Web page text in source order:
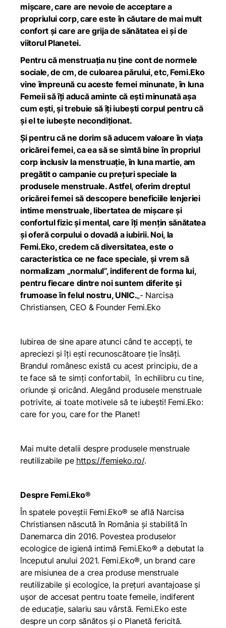
mișcare, care are nevoie de acceptare a
propriului corp, care este în căutare de mai mult
confort și care are grija de sănătatea ei și de
viitorul Planetei.
Pentru că menstruația nu ține cont de normele
sociale, de cm, de culoarea părului, etc, Femi.Eko
vine împreună cu aceste femei minunate, în luna
Femeii să îți aducă aminte că ești minunată așa
cum ești, și trebuie să îți iubești corpul pentru că
și el te iubește necondiționat.
Și pentru că ne dorim să aducem valoare în viața
oricărei femei, ca ea să se simtă bine în propriul
corp inclusiv la menstruație, în luna martie, am
pregătit o campanie cu prețuri speciale la
produsele menstruale. Astfel, oferim dreptul
oricărei femei să descopere beneficiile lenjeriei
intime menstruale, libertatea de mișcare și
confortul fizic și mental, care îți mențin sănătatea
și oferă corpului o dovadă a iubirii. Noi, la
Femi.Eko, credem că diversitatea, este o
caracteristica ce ne face speciale, și vrem să
normalizam „normalul”, indiferent de forma lui,
pentru fiecare dintre noi suntem diferite și
frumoase în felul nostru, UNIC.„- Narcisa
Christiansen, CEO & Founder Femi.Eko
Iubirea de sine apare atunci când te accepți, te
apreciezi și îți ești recunoscătoare ție însăți.
Brandul românesc există cu acest principiu, de a
te face să te simți confortabil, în echilibru cu tine,
oriunde și oricând. Alegând produsele menstruale
potrivite, ai toate motivele să te iubești! Femi.Eko:
care for you, care for the Planet!
Mai multe detalii despre produsele menstruale
reutilizabile pe https://femieko.ro/.
Despre Femi.Eko®
În spatele poveștii Femi.Eko® se află Narcisa
Christiansen născută în România și stabilită în
Danemarca din 2016. Povestea produselor
ecologice de igienă intimă Femi.Eko® a debutat la
începutul anului 2021. Femi.Eko®, un brand care
are misiunea de a crea produse menstruale
reutilizabile și ecologice, la prețuri avantajoase și
ușor de accesat pentru toate femeile, indiferent
de educație, salariu sau vârstă. Femi.Eko este
despre un corp sănătos și o Planetă fericită.